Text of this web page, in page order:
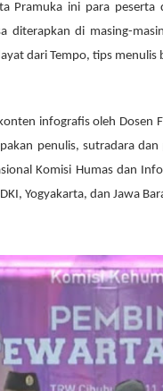
Pramuka ini para
diterapkan di masing-
dari Tempo, tips menulis
infografis oleh Dosen
penulis, sutradara
Komisi Humas dan
Yogyakarta, dan Jawa